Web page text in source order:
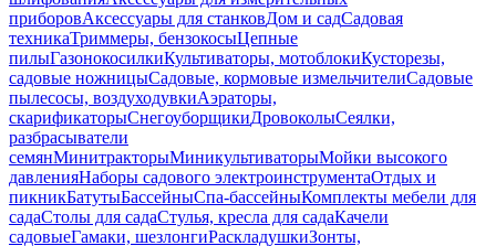
приборовАксессуары для станковДом и садСадовая
техникаТриммеры, бензокосыЦепные
пилыГазонокосилкиКультиваторы, мотоблокиКусторезы,
садовые ножницыСадовые, кормовые измельчителиСадовые
пылесосы, воздуходувкиАэраторы,
скарификаторыСнегоуборщикиДровоколыСеялки,
разбрасыватели
семянМинитракторыМиникультиваторыМойки высокого
давленияНаборы садового электроинструментаОтдых и
пикникБатутыБассейныСпа-бассейныКомплекты мебели для
садаСтолы для садаСтулья, кресла для садаКачели
садовыеГамаки, шезлонгиРаскладушкиЗонты,